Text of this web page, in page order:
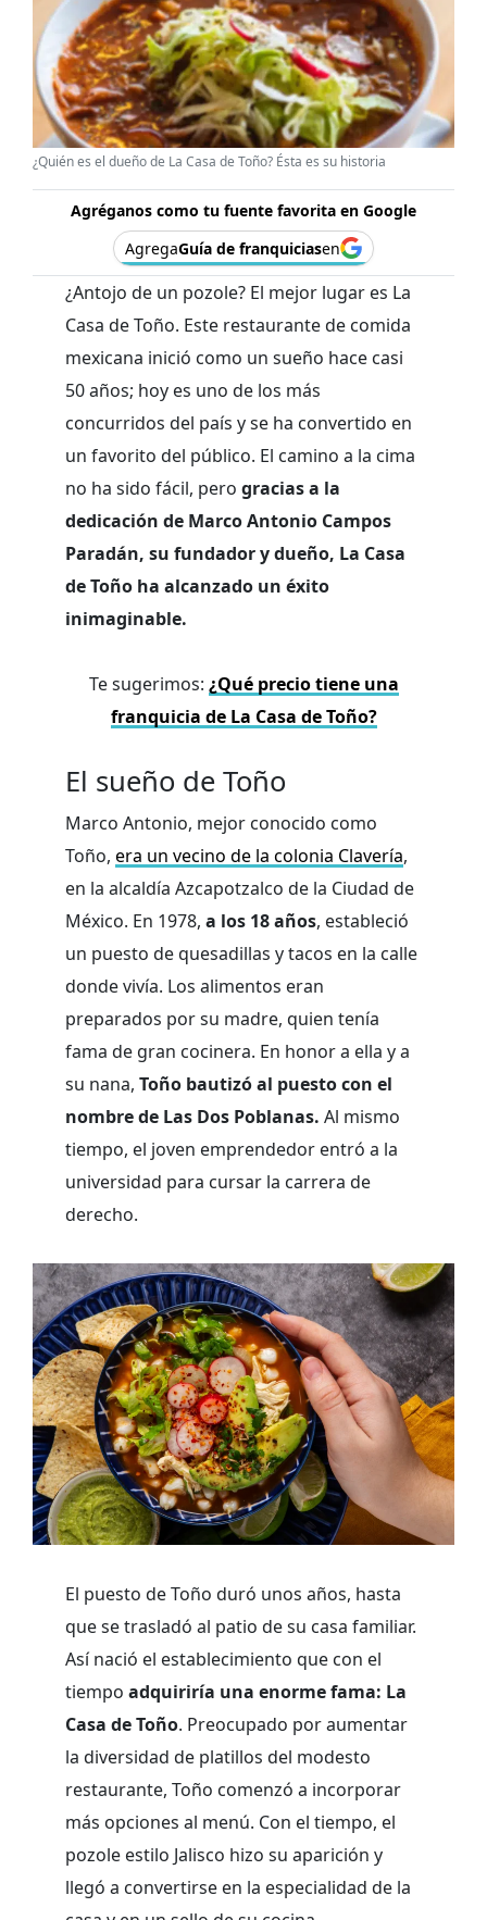
¿Quién es el dueño de La Casa de Toño? Ésta es su historia
Agréganos como tu fuente favorita en Google
AgregaGuía de franquiciasen
¿Antojo de un pozole? El mejor lugar es La
Casa de Toño. Este restaurante de comida
mexicana inició como un sueño hace casi
50 años; hoy es uno de los más
concurridos del país y se ha convertido en
un favorito del público. El camino a la cima
no ha sido fácil, pero gracias a la
dedicación de Marco Antonio Campos
Paradán, su fundador y dueño, La Casa
de Toño ha alcanzado un éxito
inimaginable.
Te sugerimos: ¿Qué precio tiene una
franquicia de La Casa de Toño?
El sueño de Toño
Marco Antonio, mejor conocido como
Toño, era un vecino de la colonia Clavería,
en la alcaldía Azcapotzalco de la Ciudad de
México. En 1978, a los 18 años, estableció
un puesto de quesadillas y tacos en la calle
donde vivía. Los alimentos eran
preparados por su madre, quien tenía
fama de gran cocinera. En honor a ella y a
su nana, Toño bautizó al puesto con el
nombre de Las Dos Poblanas. Al mismo
tiempo, el joven emprendedor entró a la
universidad para cursar la carrera de
derecho.
El puesto de Toño duró unos años, hasta
que se trasladó al patio de su casa familiar.
Así nació el establecimiento que con el
tiempo adquiriría una enorme fama: La
Casa de Toño. Preocupado por aumentar
la diversidad de platillos del modesto
restaurante, Toño comenzó a incorporar
más opciones al menú. Con el tiempo, el
pozole estilo Jalisco hizo su aparición y
llegó a convertirse en la especialidad de la